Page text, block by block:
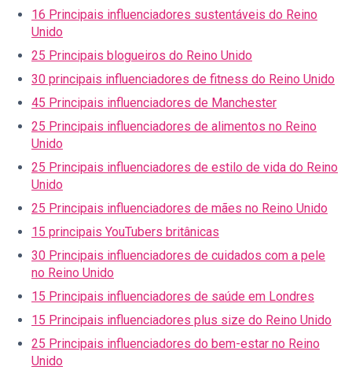
16 Principais influenciadores sustentáveis do Reino
Unido
25 Principais blogueiros do Reino Unido
30 principais influenciadores de fitness do Reino Unido
45 Principais influenciadores de Manchester
25 Principais influenciadores de alimentos no Reino
Unido
25 Principais influenciadores de estilo de vida do Reino
Unido
25 Principais influenciadores de mães no Reino Unido
15 principais YouTubers britânicas
30 Principais influenciadores de cuidados com a pele
no Reino Unido
15 Principais influenciadores de saúde em Londres
15 Principais influenciadores plus size do Reino Unido
25 Principais influenciadores do bem-estar no Reino
Unido